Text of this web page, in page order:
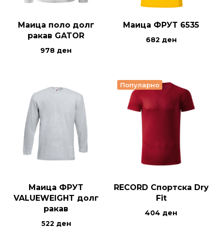
Маица поло долг
ракав GATOR
978 ден
Маица ФРУТ 6535
682 ден
Маица ФРУТ
VALUEWEIGHT долг
ракав
522 ден
Популарно
RECORD Спортска Dry
Fit
404 ден